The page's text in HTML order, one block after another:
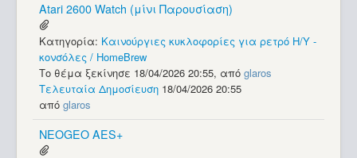
Atari 2600 Watch (μίνι Παρουσίαση)
Κατηγορία: Καινούργιες κυκλοφορίες για ρετρό Η/Υ -
κονσόλες / HomeBrew
Το θέμα ξεκίνησε 18/04/2026 20:55, από glaros
Τελευταία Δημοσίευση 18/04/2026 20:55
από glaros
NEOGEO AES+